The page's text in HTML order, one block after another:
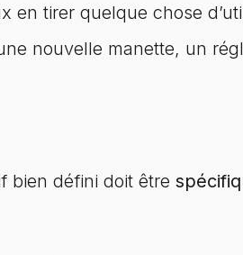
en tirer quelque chose
nouvelle manette, un
bien défini doit être